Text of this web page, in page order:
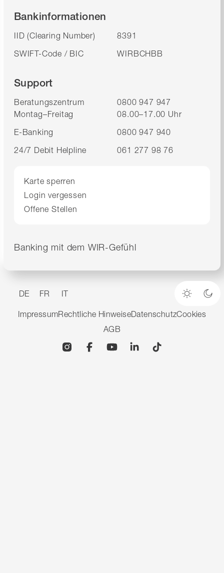
Bankinformationen
IID (Clearing Number)
8391
SWIFT-Code / BIC
WIRBCHBB
Support
Beratungszentrum
0800 947 947
Montag–Freitag
08.00–17.00 Uhr
E-Banking
0800 947 940
24/7 Debit Helpline
061 277 98 76
Karte sperren
Login vergessen
Offene Stellen
Banking mit dem WIR-Gefühl
DE FR IT
Heller
ImpressumRechtliche HinweiseDatenschutzCookies
AGB
InstagramFacebookYouTubeLinkedin